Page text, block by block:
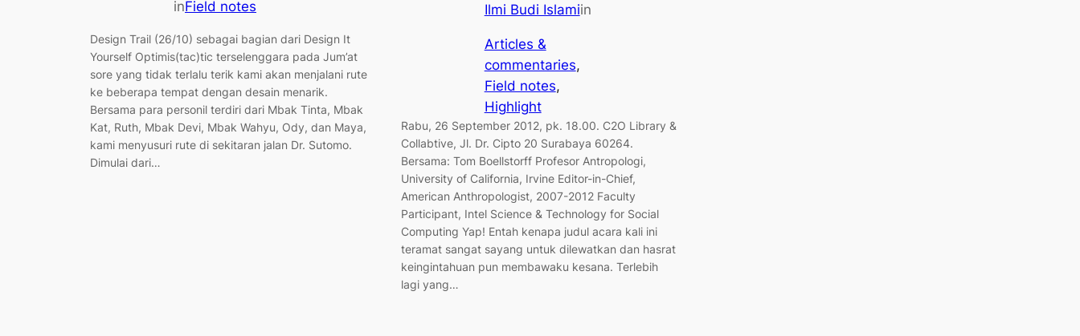
inField notes
Design Trail (26/10) sebagai bagian dari Design It
Yourself Optimis(tac)tic terselenggara pada Jum’at
sore yang tidak terlalu terik kami akan menjalani rute
ke beberapa tempat dengan desain menarik.
Bersama para personil terdiri dari Mbak Tinta, Mbak
Kat, Ruth, Mbak Devi, Mbak Wahyu, Ody, dan Maya,
kami menyusuri rute di sekitaran jalan Dr. Sutomo.
Dimulai dari…
Ilmi Budi Islamiin
Articles &
commentaries
Field notes
Highlight
Rabu, 26 September 2012, pk. 18.00. C2O Library &
Collabtive, Jl. Dr. Cipto 20 Surabaya 60264.
Bersama: Tom Boellstorff Profesor Antropologi,
University of California, Irvine Editor-in-Chief,
American Anthropologist, 2007-2012 Faculty
Participant, Intel Science & Technology for Social
Computing Yap! Entah kenapa judul acara kali ini
teramat sangat sayang untuk dilewatkan dan hasrat
keingintahuan pun membawaku kesana. Terlebih
lagi yang…